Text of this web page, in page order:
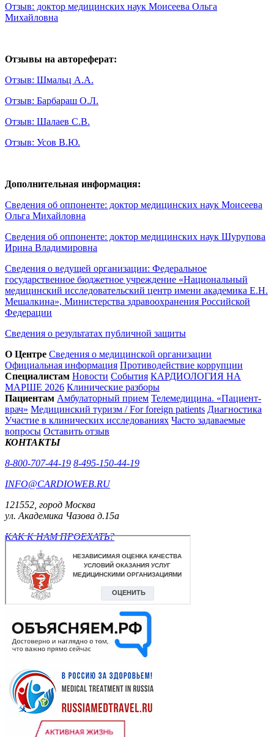
Отзыв: доктор медицинских наук Моисеева Ольга
Михайловна
Отзывы на автореферат:
Отзыв: Шмальц А.А.
Отзыв: Барбараш О.Л.
Отзыв: Шалаев С.В.
Отзыв: Усов В.Ю.
Дополнительная информация:
Сведения об оппоненте: доктор медицинских наук Моисеева
Ольга Михайловна
Сведения об оппоненте: доктор медицинских наук Шурупова
Ирина Владимировна
Сведения о ведущей организации: Федеральное
государственное бюджетное учреждение «Национальный
медицинский исследовательский центр имени академика Е.Н.
Мешалкина», Министерства здравоохранения Российской
Федерации
Сведения о результатах публичной защиты
О Центре Сведения о медицинской организации
Официальная информация Противодействие коррупции
Специалистам Новости События КАРДИОЛОГИЯ НА
МАРШЕ 2026 Клинические разборы
Пациентам Амбулаторный прием Телемедицина. «Пациент-
врач» Медицинский туризм / For foreign patients Диагностика
Участие в клинических исследованиях Часто задаваемые
вопросы Оставить отзыв
КОНТАКТЫ
8-800-707-44-19 8-495-150-44-19
INFO@CARDIOWEB.RU
121552, город Москва
ул. Академика Чазова д.15а
КАК К НАМ ПРОЕХАТЬ?